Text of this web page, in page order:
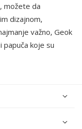
možete da
dizajnom,
važno, Geok
papuča koje su